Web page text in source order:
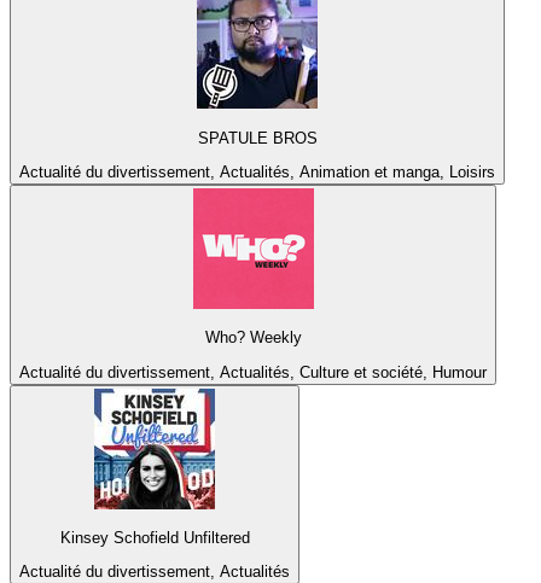
SPATULE BROS
Actualité du divertissement, Actualités, Animation et manga, Loisirs
Who? Weekly
Actualité du divertissement, Actualités, Culture et société, Humour
Kinsey Schofield Unfiltered
Actualité du divertissement, Actualités